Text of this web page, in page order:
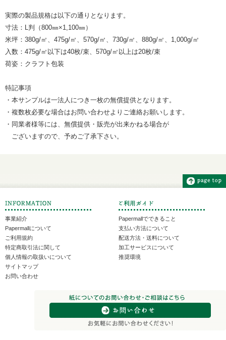
実際の製品規格は以下の通りとなります。
寸法：L判（800㎜×1,100㎜）
米坪：380g/㎡、475g/㎡、570g/㎡、730g/㎡、880g/㎡、1,000g/㎡
入数：475g/㎡以下は40枚/束、570g/㎡以上は20枚/束
荷姿：クラフト包装
特記事項
・本サンプルは一法人につき一枚の無償提供となります。
・複数枚必要な場合はお問い合わせよりご連絡お願いします。
・同業者様等には、無償提供・販売が出来かねる場合が
ございますので、予めご了承下さい。
事業紹介
Papermallについて
ご利用規約
特定商取引法に関して
個人情報の取扱いについて
サイトマップ
お問い合わせ
Papermallでできること
支払い方法について
配送方法・送料について
加工サービスについて
推奨環境